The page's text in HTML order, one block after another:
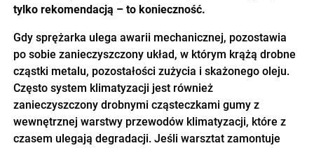
tylko rekomendacją – to konieczność.
Gdy sprężarka ulega awarii mechanicznej, pozostawia
po sobie zanieczyszczony układ, w którym krążą drobne
cząstki metalu, pozostałości zużycia i skażonego oleju.
Często system klimatyzacji jest również
zanieczyszczony drobnymi cząsteczkami gumy z
wewnętrznej warstwy przewodów klimatyzacji, które z
czasem ulegają degradacji. Jeśli warsztat zamontuje